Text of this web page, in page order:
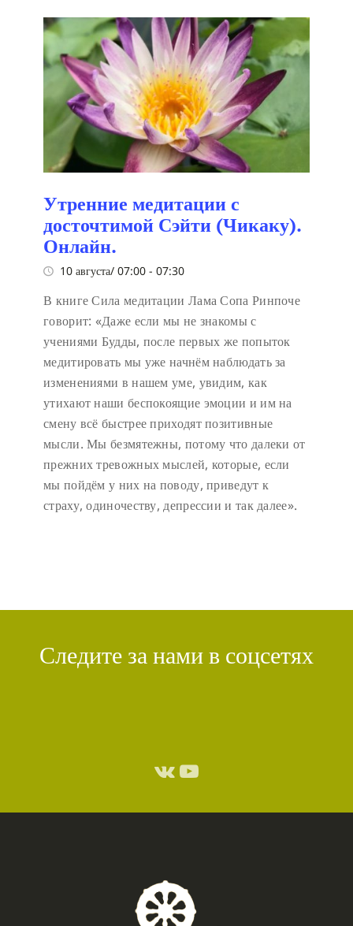
Утренние медитации с
досточтимой Сэйти (Чикаку).
Онлайн.
10 августа/ 07:00 - 07:30
В книге Сила медитации Лама Сопа Ринпоче
говорит: «Даже если мы не знакомы с
учениями Будды, после первых же попыток
медитировать мы уже начнём наблюдать за
изменениями в нашем уме, увидим, как
утихают наши беспокоящие эмоции и им на
смену всё быстрее приходят позитивные
мысли. Мы безмятежны, потому что далеки от
прежних тревожных мыслей, которые, если
мы пойдём у них на поводу, приведут к
страху, одиночеству, депрессии и так далее».
Следите за нами в соцсетях